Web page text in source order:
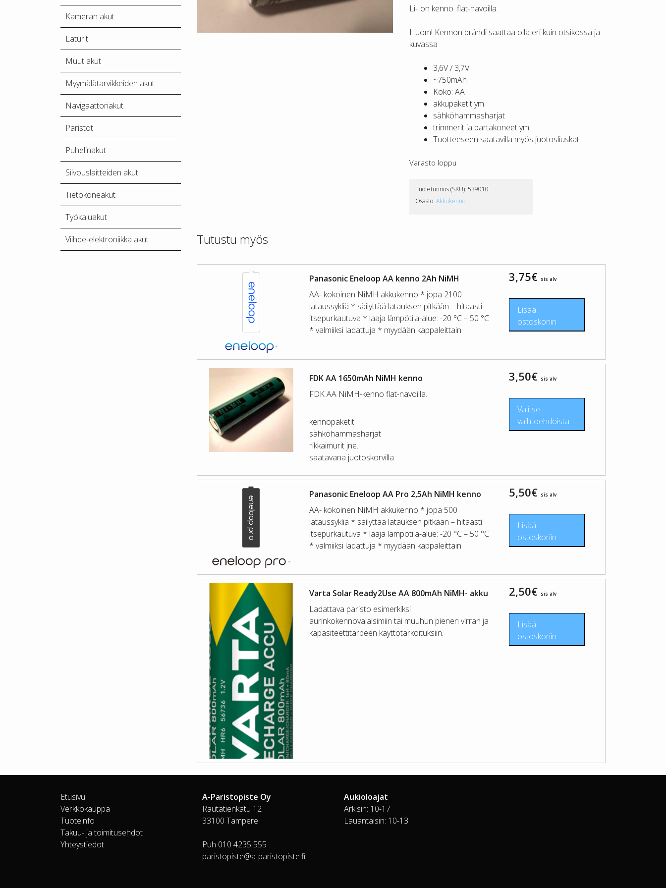
Li-Ion kenno. flat-navoilla.
Huom! Kennon brändi saattaa olla eri kuin otsikossa ja
kuvassa
3,6V / 3,7V
~750mAh
Koko: AA
akkupaketit ym.
sähköhammasharjat
trimmerit ja partakoneet ym.
Tuotteeseen saatavilla myös juotosliuskat
Varasto loppu
Tuotetunnus (SKU): 539010
Osasto: Akkukennot
Tutustu myös
Panasonic Eneloop AA kenno 2Ah NiMH
AA- kokoinen NiMH akkukenno * jopa 2100
lataussykliä * säilyttää latauksen pitkään – hitaasti
itsepurkautuva * laaja lämpötila-alue: -20 °C – 50 °C
* valmiiksi ladattuja * myydään kappaleittain
3,75€ sis alv
Lisää
ostoskoriin
FDK AA 1650mAh NiMH kenno
FDK AA NiMH-kenno flat-navoilla.
kennopaketit
sähköhammasharjat
rikkaimurit jne.
saatavana juotoskorvilla
3,50€ sis alv
Valitse
vaihtoehdoista
Panasonic Eneloop AA Pro 2,5Ah NiMH kenno
AA- kokoinen NiMH akkukenno * jopa 500
lataussykliä * säilyttää latauksen pitkään – hitaasti
itsepurkautuva * laaja lämpötila-alue: -20 °C – 50 °C
* valmiiksi ladattuja * myydään kappaleittain
5,50€ sis alv
Lisää
ostoskoriin
Varta Solar Ready2Use AA 800mAh NiMH- akku
Ladattava paristo esimerkiksi
aurinkokennovalaisimiin tai muuhun pienen virran ja
kapasiteettitarpeen käyttötarkoituksiin.
2,50€ sis alv
Lisää
ostoskoriin
Kameran akut
Laturit
Muut akut
Myymälätarvikkeiden akut
Navigaattoriakut
Paristot
Puhelinakut
Siivouslaitteiden akut
Tietokoneakut
Työkaluakut
Viihde-elektroniikka akut
Etusivu
Verkkokauppa
Tuoteinfo
Takuu- ja toimitusehdot
Yhteystiedot
A-Paristopiste Oy
Rautatienkatu 12
33100 Tampere
Puh 010 4235 555
paristopiste@a-paristopiste.fi
Aukioloajat
Arkisin: 10-17
Lauantaisin: 10-13